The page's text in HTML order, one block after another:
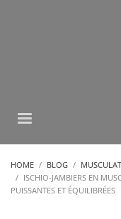
HOME BLOG
ISCHIO-JAMBIERS EN
PUISSANTES ET ÉQUILIBRÉES